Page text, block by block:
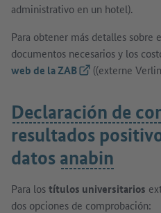
administrativo en un hotel).
Para obtener más detalles sobre
documentos necesarios y los
web de la ZAB(Link externo)
((externe
Declaración de
resultados
datos anabin
Para lostítulos universitarios
dos opciones de comprobación: